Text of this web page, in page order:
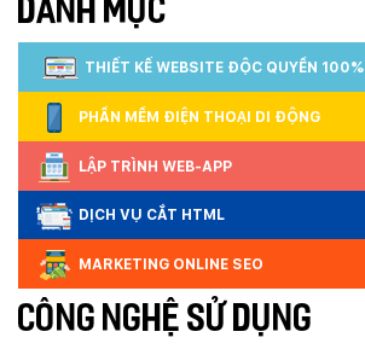
DANH MỤC
THIẾT KẾ WEBSITE ĐỘC QUYỀN 100%
PHẦN MỀM ĐIỆN THOẠI DI ĐỘNG
LẬP TRÌNH WEB-APP
DỊCH VỤ CẮT HTML
MARKETING ONLINE SEO
CÔNG NGHỆ SỬ DỤNG